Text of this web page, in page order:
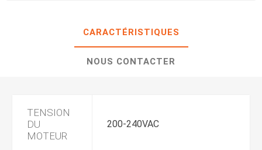
CARACTÉRISTIQUES
NOUS CONTACTER
TENSION
DU
MOTEUR
200-240VAC